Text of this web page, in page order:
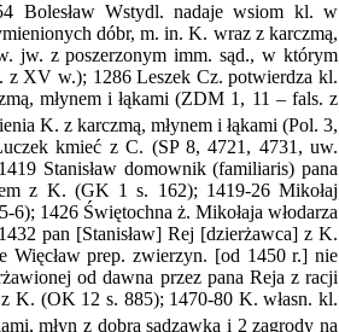
Bolesław Wstydl. nadaje wsiom kl. w
dóbr, m. in. K. wraz z karczmą,
jw. z poszerzonym imm. sąd., w którym
z XV w.); 1286 Leszek Cz. potwierdza kl.
młynem i łąkami (ZDM 1, 11 – fals. z
K. z karczmą, młynem i łąkami (Pol. 3,
kmieć z C. (SP 8, 4721, 4731, uw.
Stanisław domownik (familiaris) pana
z K. (GK 1 s. 162); 1419-26 Mikołaj
1426 Świętochna ż. Mikołaja włodarza
pan [Stanisław] Rej [dzierżawca] z K.
prep. zwierzyn. [od 1450 r.] nie
od dawna przez pana Reja z racji
K. (OK 12 s. 885); 1470-80 K. własn. kl.
młyn z dobrą sadzawką i 2 zagrody na